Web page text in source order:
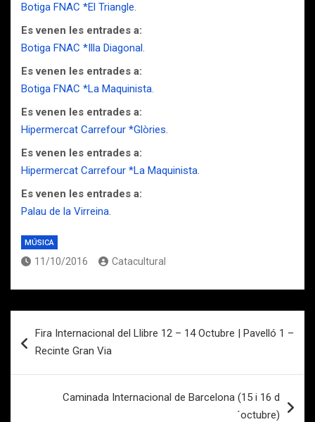
Botiga FNAC *El Triangle.
Es venen les entrades a:
Botiga FNAC *Illa Diagonal.
Es venen les entrades a:
Botiga FNAC *La Maquinista.
Es venen les entrades a:
Hipermercat Carrefour *Glòries.
Es venen les entrades a:
Hipermercat Carrefour *La Maquinista.
Es venen les entrades a:
Palau de la Virreina.
MÚSICA
11/10/2016 Catacultural
de
Fira Internacional del Llibre 12 – 14 Octubre | Pavelló 1 –
Recinte Gran Via
Caminada Internacional de Barcelona (15 i 16 d
´octubre)